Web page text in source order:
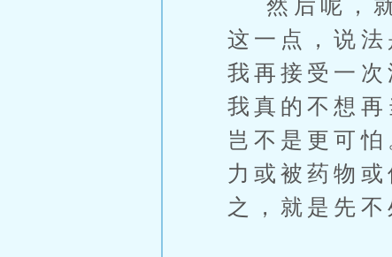
然后呢，就
这一点，说
我再接受一
我真的不想
岂不是更可
力或被药物
之，就是先